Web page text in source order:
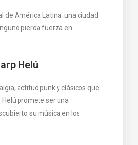
de América Latina: una ciudad
pierda fuerza en
Helú
actitud punk y clásicos que
promete ser una
su música en los